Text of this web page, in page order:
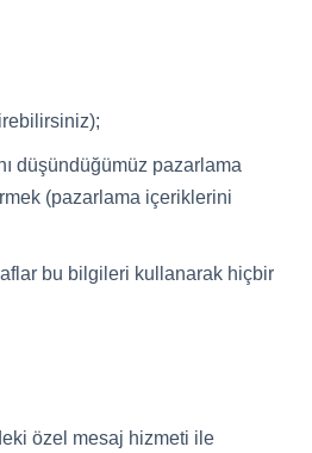
düşündüğümüz pazarlama
(pazarlama içeriklerini
bu bilgileri kullanarak hiçbir
özel mesaj hizmeti ile